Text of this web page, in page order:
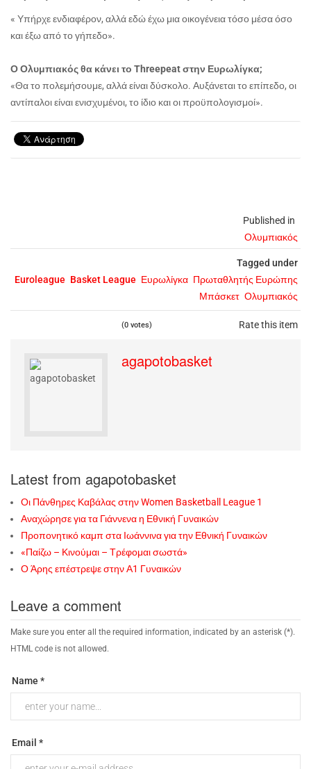
Published in
Ολυμπιακός
Tagged under
Euroleague Basket League Ευρωλίγκα Πρωταθλητής Ευρώπης
Μπάσκετ Ολυμπιακός
Rate this item
(0 votes)
« Υπήρχε ενδιαφέρον, αλλά εδώ έχω μια οικογένεια τόσο μέσα όσο
και έξω από το γήπεδο».
Ο Ολυμπιακός θα κάνει το Threepeat στην Ευρωλίγκα;
«Θα το πολεμήσουμε, αλλά είναι δύσκολο. Αυξάνεται το επίπεδο, οι
αντίπαλοι είναι ενισχυμένοι, το ίδιο και οι προϋπολογισμοί».
agapotobasket
Latest from agapotobasket
Οι Πάνθηρες Καβάλας στην Women Basketball League 1
Αναχώρησε για τα Γιάννενα η Εθνική Γυναικών
Προπονητικό καμπ στα Ιωάννινα για την Εθνική Γυναικών
«Παίζω – Κινούμαι – Τρέφομαι σωστά»
Ο Άρης επέστρεψε στην Α1 Γυναικών
Leave a comment
Make sure you enter all the required information, indicated by an asterisk (*).
HTML code is not allowed.
Name *
Email *